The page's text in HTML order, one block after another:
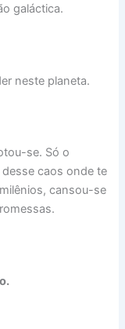
galáctica.
neste planeta.
se. Só o
caos onde te
cansou-se